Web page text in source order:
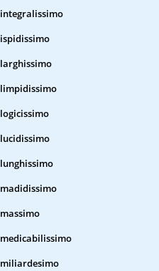
integralissimo
ispidissimo
larghissimo
limpidissimo
logicissimo
lucidissimo
lunghissimo
madidissimo
massimo
medicabilissimo
miliardesimo